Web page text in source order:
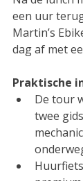
een uur
Martin’s
dag af met
Praktische
De tour
twee